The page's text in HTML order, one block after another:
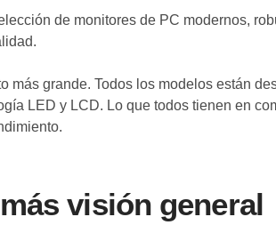
de monitores de PC modernos,
más grande. Todos los modelos están
LED y LCD. Lo que todos tienen en
visión general